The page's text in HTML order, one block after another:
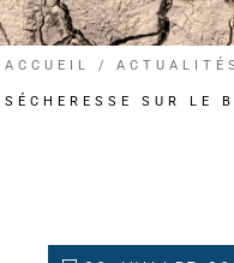
ACCUEIL ACTUALITÉS
SÉCHERESSE SUR LE